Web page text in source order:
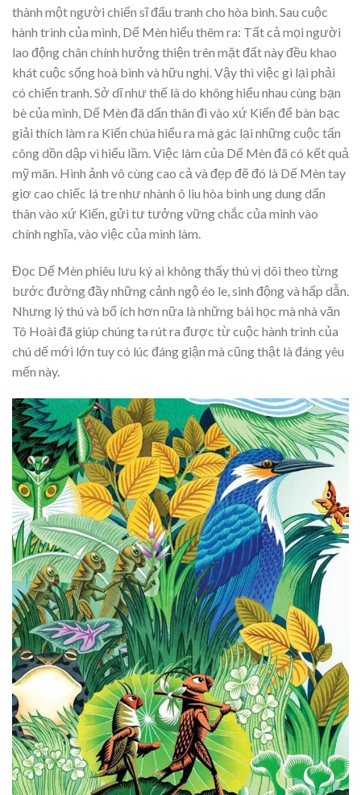
thành một người chiến sĩ đấu tranh cho hòa bình. Sau cuộc
hành trình của mình, Dế Mèn hiểu thêm ra: Tất cả mọi người
lao động chân chính hưởng thiện trên mặt đất này đều khao
khát cuộc sống hoà bình và hữu nghị. Vậy thì việc gì lại phải
có chiến tranh. Sở dĩ như thế là do không hiểu nhau cùng bạn
bè của mình, Dế Mèn đã dấn thân đi vào xứ Kiến để bàn bạc
giải thích làm ra Kiến chúa hiểu ra mà gác lại những cuộc tấn
công dồn dập vì hiểu lầm. Việc làm của Dế Mèn đã có kết quả
mỹ mãn. Hình ảnh vô cùng cao cả và đẹp đẽ đó là Dế Mèn tay
giơ cao chiếc lá tre như nhành ô liu hòa bình ung dung dấn
thân vào xứ Kiến, gửi tư tưởng vững chắc của mình vào
chính nghĩa, vào việc của mình làm.
Đọc Dế Mèn phiêu lưu ký ai không thấy thú vị dõi theo từng
bước đường đầy những cảnh ngộ éo le, sinh động và hấp dẫn.
Nhưng lý thú và bổ ích hơn nữa là những bài học mà nhà văn
Tô Hoài đã giúp chúng ta rút ra được từ cuộc hành trình của
chú dế mới lớn tuy có lúc đáng giận mà cũng thật là đáng yêu
mến này.